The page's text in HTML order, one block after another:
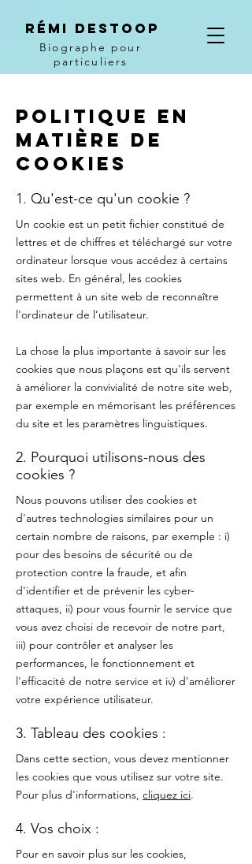
Rémi Destoop
Biographe pour
particuliers
Politique en
matière de
cookies
1. Qu'est-ce qu'un cookie ?
Un cookie est un petit fichier constitué de
lettres et de chiffres et téléchargé sur votre
ordinateur lorsque vous accédez à certains
sites web. En général, les cookies
permettent à un site web de reconnaître
l'ordinateur de l’utilisateur.
La chose la plus importante à savoir sur les
cookies que nous plaçons est qu'ils servent
à améliorer la convivialité de notre site web,
par exemple en mémorisant les préférences
du site et les paramètres linguistiques.
2. Pourquoi utilisons-nous des
cookies ?
Nous pouvons utiliser des cookies et
d'autres technologies similaires pour un
certain nombre de raisons, par exemple : i)
pour des besoins de sécurité ou de
protection contre la fraude, et afin
d'identifier et de prévenir les cyber-
attaques, ii) pour vous fournir le service que
vous avez choisi de recevoir de notre part,
iii) pour contrôler et analyser les
performances, le fonctionnement et
l'efficacité de notre service et iv) d'améliorer
votre expérience utilisateur.
3. Tableau des cookies :
Dans cette section, vous devez mentionner
les cookies que vous utilisez sur votre site.
Pour plus d'informations, cliquez ici.
4. Vos choix :
Pour en savoir plus sur les cookies,